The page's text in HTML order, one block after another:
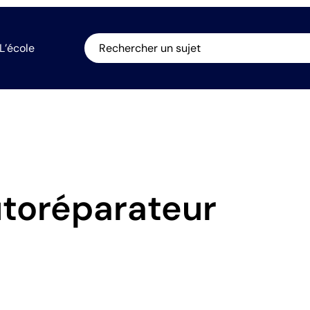
L’école Rechercher un sujet